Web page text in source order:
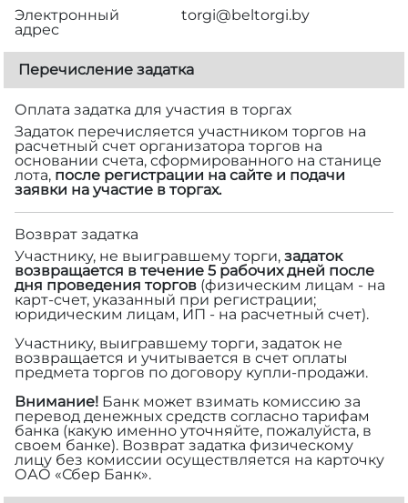
Электронный
адрес
torgi@beltorgi.by
Перечисление задатка
Оплата задатка для участия в торгах
Задаток перечисляется участником торгов на
расчетный счет организатора торгов на
основании счета, сформированного на станице
лота, после регистрации на сайте и подачи
заявки на участие в торгах.
Возврат задатка
Участнику, не выигравшему торги, задаток
возвращается в течение 5 рабочих дней после
дня проведения торгов (физическим лицам - на
карт-счет, указанный при регистрации;
юридическим лицам, ИП - на расчетный счет).
Участнику, выигравшему торги, задаток не
возвращается и учитывается в счет оплаты
предмета торгов по договору купли-продажи.
Внимание! Банк может взимать комиссию за
перевод денежных средств согласно тарифам
банка (какую именно уточняйте, пожалуйста, в
своем банке). Возврат задатка физическому
лицу без комиссии осуществляется на карточку
ОАО «Сбер Банк».